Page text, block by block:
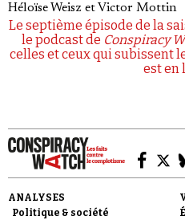
Héloïse Weisz et Victor Mottin
Le septième épisode de la
le podcast de Conspiracy
celles et ceux qui subissent
est en
ANALYSES
Politique & société